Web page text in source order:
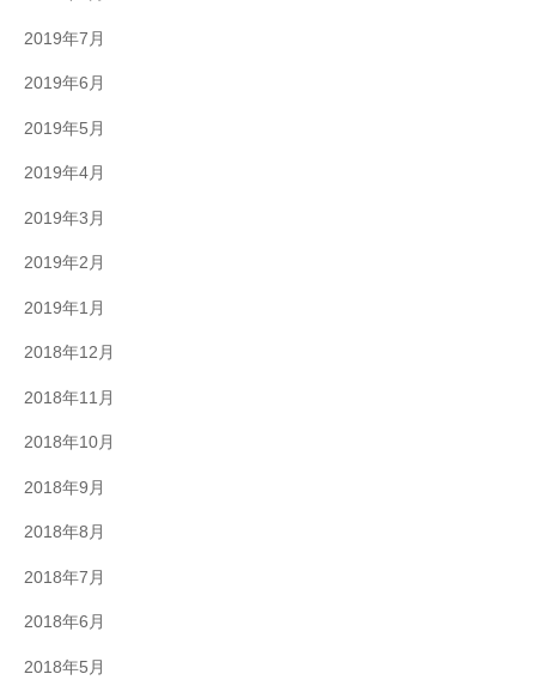
2019年7月
2019年6月
2019年5月
2019年4月
2019年3月
2019年2月
2019年1月
2018年12月
2018年11月
2018年10月
2018年9月
2018年8月
2018年7月
2018年6月
2018年5月